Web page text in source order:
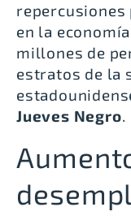
repercusiones
en la
millones de
estratos de la
Jueves Negro.